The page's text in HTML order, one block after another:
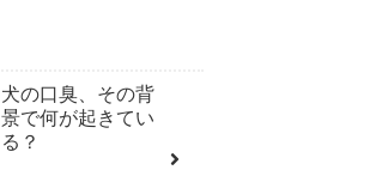
犬の口臭、その背
景で何が起きてい
る？